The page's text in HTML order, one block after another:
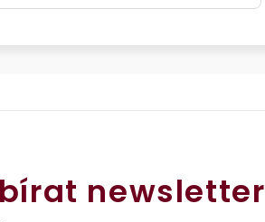
newsletter